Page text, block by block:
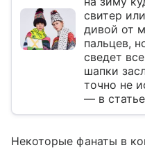
свитер
дивой от
пальцев,
сведет
шапки
точно не
— в
Некоторые фанаты в